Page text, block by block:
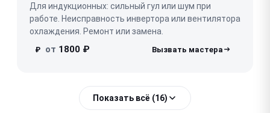
Для индукционных: сильный гул или шум при
работе. Неисправность инвертора или вентилятора
охлаждения. Ремонт или замена.
₽ от 1800 ₽
Показать всё (16)